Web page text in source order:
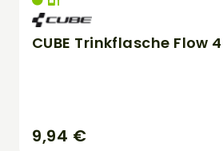
CUBE Trinkflasche Flow
9,94 €